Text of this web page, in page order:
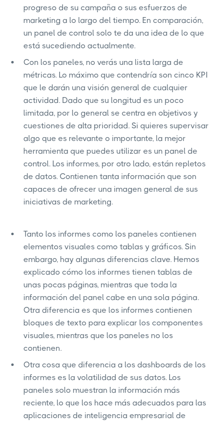
progreso de su campaña o sus esfuerzos de
marketing a lo largo del tiempo. En comparación,
un panel de control solo te da una idea de lo que
está sucediendo actualmente.
Con los paneles, no verás una lista larga de
métricas. Lo máximo que contendría son cinco KPI
que le darán una visión general de cualquier
actividad. Dado que su longitud es un poco
limitada, por lo general se centra en objetivos y
cuestiones de alta prioridad. Si quieres supervisar
algo que es relevante o importante, la mejor
herramienta que puedes utilizar es un panel de
control. Los informes, por otro lado, están repletos
de datos. Contienen tanta información que son
capaces de ofrecer una imagen general de sus
iniciativas de marketing.
Tanto los informes como los paneles contienen
elementos visuales como tablas y gráficos. Sin
embargo, hay algunas diferencias clave. Hemos
explicado cómo los informes tienen tablas de
unas pocas páginas, mientras que toda la
información del panel cabe en una sola página.
Otra diferencia es que los informes contienen
bloques de texto para explicar los componentes
visuales, mientras que los paneles no los
contienen.
Otra cosa que diferencia a los dashboards de los
informes es la volatilidad de sus datos. Los
paneles solo muestran la información más
reciente, lo que los hace más adecuados para las
aplicaciones de inteligencia empresarial de